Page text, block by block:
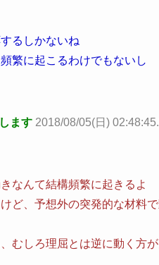
るしかないね
繁に起こるわけでもないし
ます 2018/08/05(日)
なんて結構頻繁に起きるよ
ど、予想外の突発的な材料
むしろ理屈とは逆に動く方